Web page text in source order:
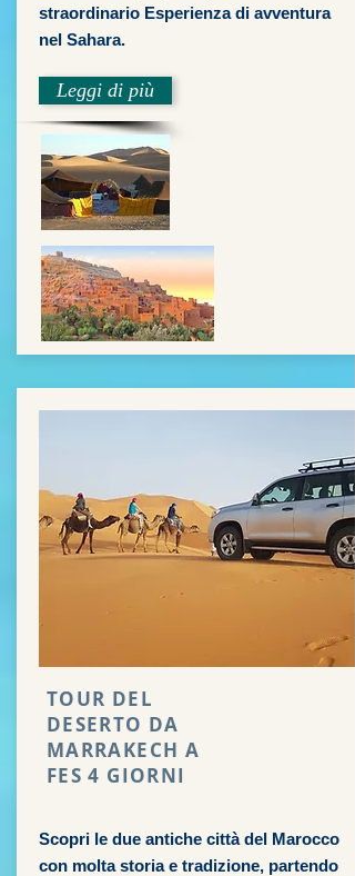
straordinario Esperienza di avventura
nel Sahara.
Leggi di più
TOUR DEL
DESERTO DA
MARRAKECH A
FES 4 GIORNI
Scopri le due antiche città del Marocco
con molta storia e tradizione, partendo